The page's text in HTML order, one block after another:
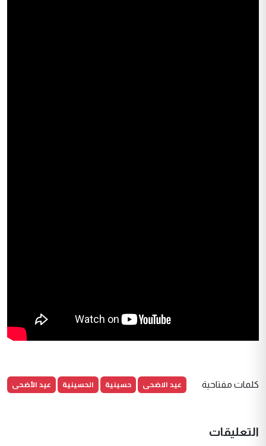
كلمات مفتاحية عيد الاضحى حسينية الحسينية عيد الأضحى
التعليقات